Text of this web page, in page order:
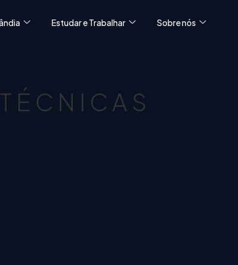
Estudar e Trabalhar Sobre nós